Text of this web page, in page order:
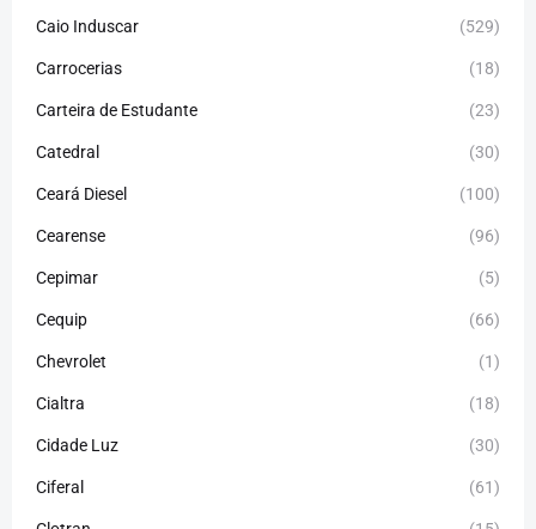
Caio Induscar (529)
Carrocerias (18)
Carteira de Estudante (23)
Catedral (30)
Ceará Diesel (100)
Cearense (96)
Cepimar (5)
Cequip (66)
Chevrolet (1)
Cialtra (18)
Cidade Luz (30)
Ciferal (61)